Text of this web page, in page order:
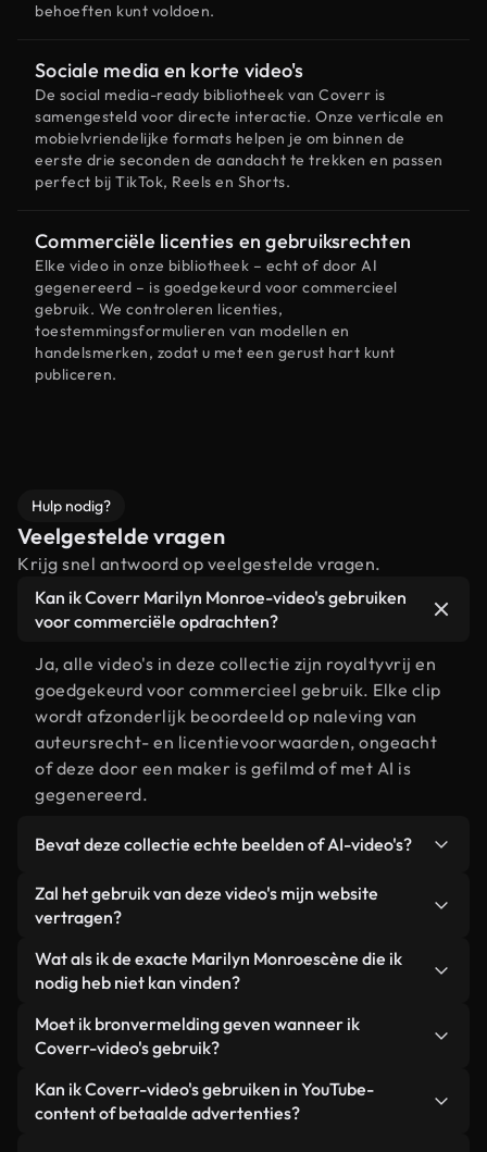
behoeften kunt voldoen.
Sociale media en korte video's
De social media-ready bibliotheek van Coverr is
samengesteld voor directe interactie. Onze verticale en
mobielvriendelijke formats helpen je om binnen de
eerste drie seconden de aandacht te trekken en passen
perfect bij TikTok, Reels en Shorts.
Commerciële licenties en gebruiksrechten
Elke video in onze bibliotheek – echt of door AI
gegenereerd – is goedgekeurd voor commercieel
gebruik. We controleren licenties,
toestemmingsformulieren van modellen en
handelsmerken, zodat u met een gerust hart kunt
publiceren.
Hulp nodig?
Veelgestelde vragen
Krijg snel antwoord op veelgestelde vragen.
Kan ik Coverr Marilyn Monroe-video's gebruiken
voor commerciële opdrachten?
Ja, alle video's in deze collectie zijn royaltyvrij en
goedgekeurd voor commercieel gebruik. Elke clip
wordt afzonderlijk beoordeeld op naleving van
auteursrecht- en licentievoorwaarden, ongeacht
of deze door een maker is gefilmd of met AI is
gegenereerd.
Bevat deze collectie echte beelden of AI-video's?
Beide. Dit is een hybride bibliotheek die bestaat
uit echte, door mensen gefilmde beelden van
gegenereerde video's. Elke video is duidelijk
gelabeld, zodat je altijd weet wat je gebruikt.
Zal het gebruik van deze video's mijn website
vertragen?
Niet als u voor onze geoptimaliseerde versies
kiest. Wij bieden lichtgewicht, webklare formaten
achtergrond. Zo blijft de kwaliteit hoog, worden de
laadtijden geminimaliseerd en worden
statistieken zoals LCP verbeterd.
Wat als ik de exacte Marilyn Monroescène die ik
nodig heb niet kan vinden?
Met Coverr AI Studio maak je direct een video.
Beschrijf de scène – bijvoorbeeld "Marilyn Monroe
binnen enkele seconden een gepersonaliseerde
video die voldoet aan onze licentievoorwaarden.
Moet ik bronvermelding geven wanneer ik
Coverr-video's gebruik?
Naamsvermelding is niet vereist. Alle video's in
onze stockbibliotheek zijn royaltyvrij en kunnen
Kan ik Coverr-video's gebruiken in YouTube-
content of betaalde advertenties?